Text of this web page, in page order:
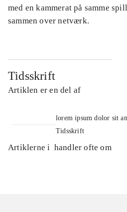
med en kammerat på samme
sammen over netværk.
Tidsskrift
Artiklen er en del af
lorem ipsum dolor sit
Tidsskrift
Artiklerne i handler ofte om